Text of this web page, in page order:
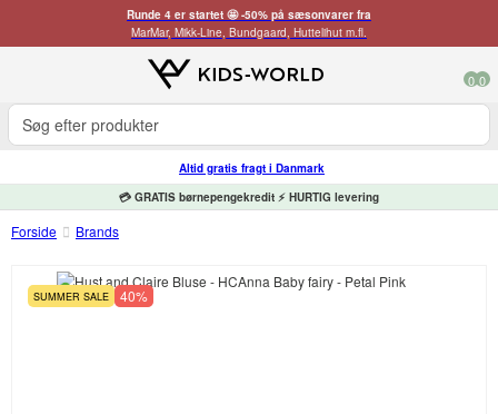
Runde 4 er startet 🤩 -50% på sæsonvarer fra
MarMar, Mikk-Line, Bundgaard, Huttelihut m.fl.
0 0
Altid gratis fragt i Danmark
💳 GRATIS børnepengekredit ⚡ HURTIG levering
Forside Brands
SUMMER SALE 40%